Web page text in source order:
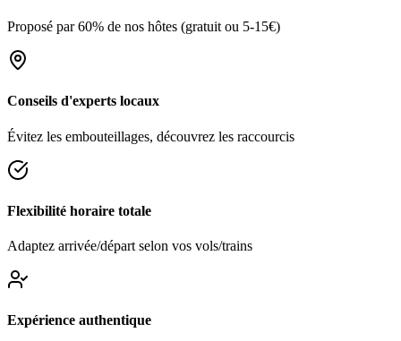
Proposé par 60% de nos hôtes (gratuit ou 5-15€)
Conseils d'experts locaux
Évitez les embouteillages, découvrez les raccourcis
Flexibilité horaire totale
Adaptez arrivée/départ selon vos vols/trains
Expérience authentique